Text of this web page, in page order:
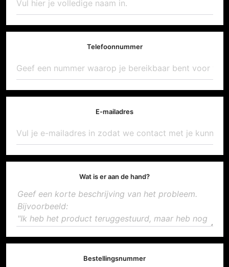
Telefoonnummer
E-mailadres
Wat is er aan de hand?
Bestellingsnummer